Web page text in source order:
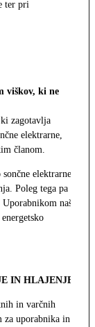
ter pri
viškov, ki ne
zagotavlja
elektrarne,
članom.
elektrarne,
Poleg tega pa
naša
IN HLAJENJE
in varčnih
uporabnika in z